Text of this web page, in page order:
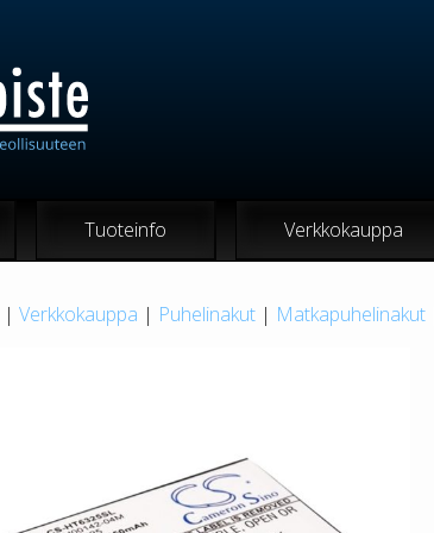
Tuoteinfo Verkkokauppa
| Verkkokauppa | Puhelinakut | Matkapuhelinakut